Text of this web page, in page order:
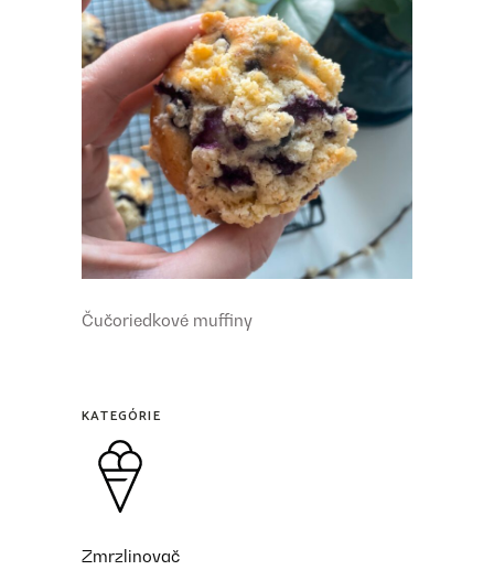
Čučoriedkové muffiny
KATEGÓRIE
Zmrzlinovač